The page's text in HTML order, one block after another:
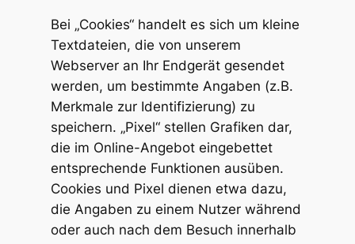
Bei „Cookies“ handelt es sich um kleine
Textdateien, die von unserem
Webserver an Ihr Endgerät gesendet
werden, um bestimmte Angaben (z.B.
Merkmale zur Identifizierung) zu
speichern. „Pixel“ stellen Grafiken dar,
die im Online-Angebot eingebettet
entsprechende Funktionen ausüben.
Cookies und Pixel dienen etwa dazu,
die Angaben zu einem Nutzer während
oder auch nach dem Besuch innerhalb